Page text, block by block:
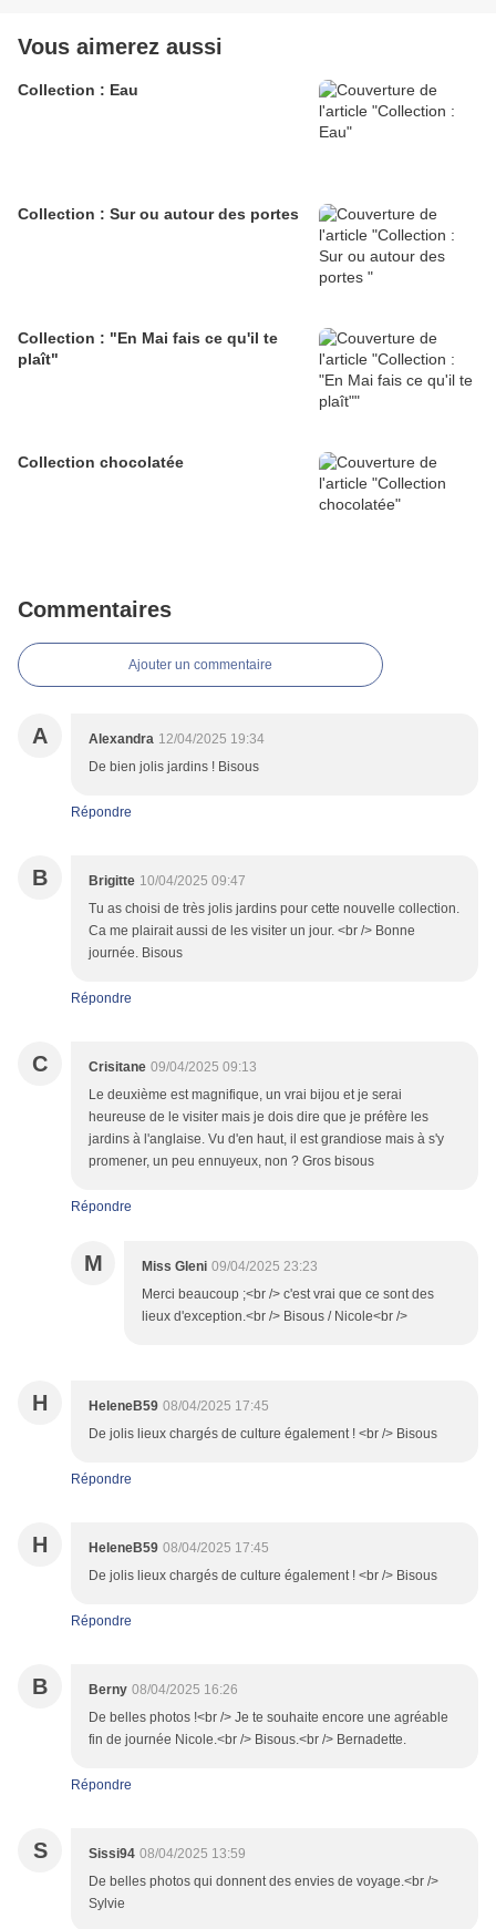
Vous aimerez aussi
Collection : Eau
Collection : Sur ou autour des portes
Collection : "En Mai fais ce qu'il te
plaît"
Collection chocolatée
Commentaires
Ajouter un commentaire
A Alexandra 12/04/2025 19:34
De bien jolis jardins ! Bisous
Répondre
B Brigitte 10/04/2025 09:47
Tu as choisi de très jolis jardins pour cette nouvelle collection.
Ca me plairait aussi de les visiter un jour. <br /> Bonne
journée. Bisous
Répondre
C Crisitane 09/04/2025 09:13
Le deuxième est magnifique, un vrai bijou et je serai
heureuse de le visiter mais je dois dire que je préfère les
jardins à l'anglaise. Vu d'en haut, il est grandiose mais à s'y
promener, un peu ennuyeux, non ? Gros bisous
Répondre
M Miss Gleni 09/04/2025 23:23
​Merci beaucoup ;<br /> c'est vrai que ce sont des
lieux d'exception.<br /> Bisous / Nicole<br />
H HeleneB59 08/04/2025 17:45
De jolis lieux chargés de culture également ! <br /> Bisous
Répondre
H HeleneB59 08/04/2025 17:45
De jolis lieux chargés de culture également ! <br /> Bisous
Répondre
B Berny 08/04/2025 16:26
De belles photos !<br /> Je te souhaite encore une agréable
fin de journée Nicole.<br /> Bisous.<br /> Bernadette.
Répondre
S Sissi94 08/04/2025 13:59
De belles photos qui donnent des envies de voyage.<br />
Sylvie